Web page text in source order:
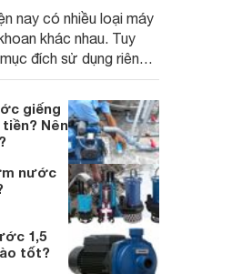
nay có nhiều loại máy
khác nhau. Tuy
đích sử dụng riêng.
tìm hiểu nghiên cứu
lựa cho phù hợp nhất.
giếng
Nên
nước
1,5
tốt?